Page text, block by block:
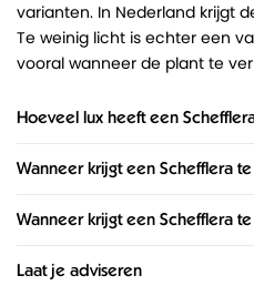
varianten. In Nederland krijgt
Te weinig licht is echter een
vooral wanneer de plant te
Hoeveel lux heeft een
Wanneer krijgt een Schefflera
Wanneer krijgt een Schefflera
Laat je adviseren